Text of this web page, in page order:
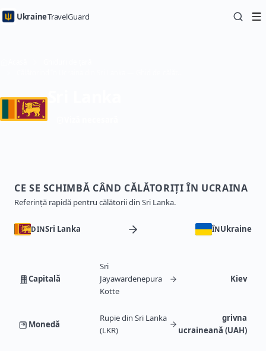
UkraineTravelGuard
CE SE SCHIMBĂ CÂND CĂLĂTORIȚI ÎN UCRAINA
Referință rapidă pentru călătorii din Sri Lanka.
DINSri Lanka ÎNUkraine
Capitală
Sri
Jayawardenepura
Kotte
Kiev
Monedă
Rupie din Sri Lanka
(LKR)
grivna
ucraineană (UAH)